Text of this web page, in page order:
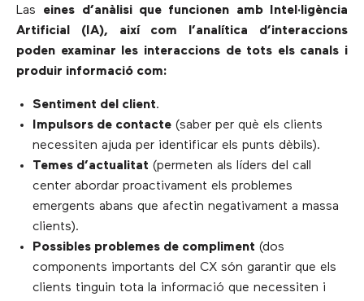
Las eines d’anàlisi que funcionen amb Intel·ligència
Artificial (IA), així com l’analítica d’interaccions
poden examinar les interaccions de tots els canals i
produir informació com:
Sentiment del client.
Impulsors de contacte (saber per què els clients
necessiten ajuda per identificar els punts dèbils).
Temes d’actualitat (permeten als líders del call
center abordar proactivament els problemes
emergents abans que afectin negativament a massa
clients).
Possibles problemes de compliment (dos
components importants del CX són garantir que els
clients tinguin tota la informació que necessiten i